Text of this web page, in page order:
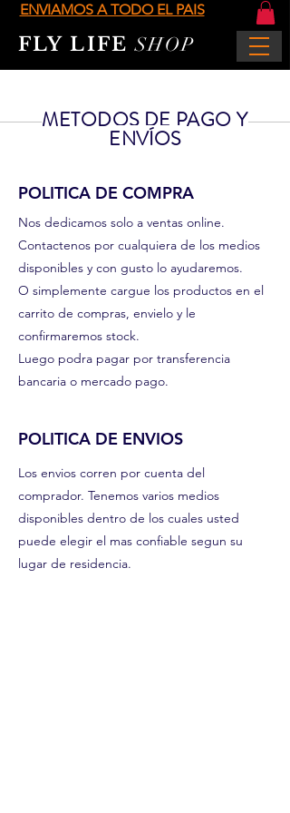
ENVIAMOS A TODO EL PAIS
FLY LIFESHOP
METODOS DE PAGO Y
ENVÍOS
POLITICA DE COMPRA
Nos dedicamos solo a ventas online.
Contactenos por cualquiera de los medios
disponibles y con gusto lo ayudaremos.
O simplemente cargue los productos en el
carrito de compras, envielo y le
confirmaremos stock.
Luego podra pagar por transferencia
bancaria o mercado pago.
POLITICA DE ENVIOS
Los envios corren por cuenta del
comprador. Tenemos varios medios
disponibles dentro de los cuales usted
puede elegir el mas confiable segun su
lugar de residencia.